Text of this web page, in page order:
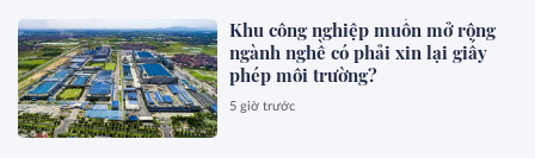
Khu công nghiệp muốn mở rộng
ngành nghề có phải xin lại giấy
phép môi trường?
5 giờ trước